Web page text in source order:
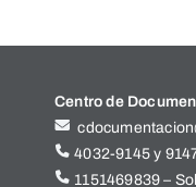
Centro de
4032-9145 y
1151469839 –